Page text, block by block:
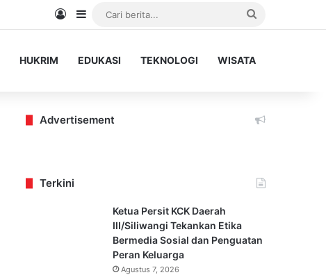
Log InSidebar
HUKRIM EDUKASI TEKNOLOGI WISATA
Advertisement
Terkini
Ketua Persit KCK Daerah
III/Siliwangi Tekankan Etika
Bermedia Sosial dan Penguatan
Peran Keluarga
Agustus 7, 2026